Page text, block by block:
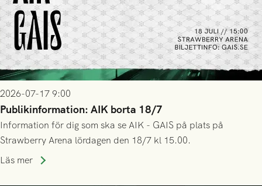
2026-07-17 9:00
Publikinformation: AIK borta 18/7
Information för dig som ska se AIK - GAIS på plats på
Strawberry Arena lördagen den 18/7 kl 15.00.
Läs mer